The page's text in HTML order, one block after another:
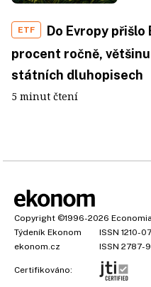
ETF
Do Evropy přišlo
procent ročně,
státních dluhopisech
5 minut čtení
Copyright ©1996-2026
Týdeník Ekonom
ISSN 1210-
ekonom.cz
ISSN 2787-
Certifikováno: